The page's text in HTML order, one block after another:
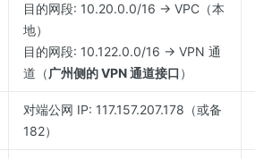
目的网段: 10.20.0.0/16 → VPC（本
地）
目的网段: 10.122.0.0/16 → VPN 通
道（广州侧的 VPN 通道接口）
对端公网 IP: 117.157.207.178（或备
182）